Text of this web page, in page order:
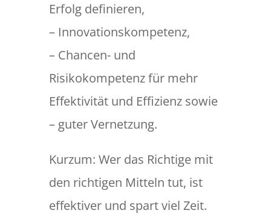
Erfolg definieren,
– Innovationskompetenz,
– Chancen- und
Risikokompetenz für mehr
Effektivität und Effizienz sowie
– guter Vernetzung.
Kurzum: Wer das Richtige mit
den richtigen Mitteln tut, ist
effektiver und spart viel Zeit.